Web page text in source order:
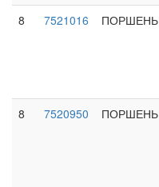
8 7521016
ПОРШЕНЬ
8 7520950
ПОРШЕНЬ